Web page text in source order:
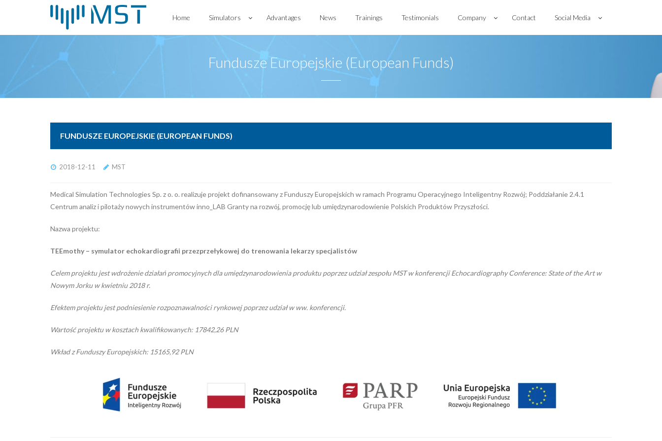
Home Simulators Advantages News Trainings Testimonials Company Contact Social Media
Fundusze Europejskie (European Funds)
FUNDUSZE EUROPEJSKIE (EUROPEAN FUNDS)
2018-12-11 MST
Medical Simulation Technologies Sp. z o. o. realizuje projekt dofinansowany z Funduszy Europejskich w ramach Programu Operacyjnego Inteligentny Rozwój; Poddziałanie 2.4.1
Centrum analiz i pilotaży nowych instrumentów inno_LAB Granty na rozwój, promocję lub umiędzynarodowienie Polskich Produktów Przyszłości.
Nazwa projektu:
TEEmothy – symulator echokardiografii przezprzełykowej do trenowania lekarzy specjalistów
Celem projektu jest wdrożenie działań promocyjnych dla umiędzynarodowienia produktu poprzez udział zespołu MST w konferencji Echocardiography Conference: State of the Art w
Nowym Jorku w kwietniu 2018 r.
Efektem projektu jest podniesienie rozpoznawalności rynkowej poprzez udział w ww. konferencji.
Wartość projektu w kosztach kwalifikowanych: 17842,26 PLN
Wkład z Funduszy Europejskich: 15165,92 PLN